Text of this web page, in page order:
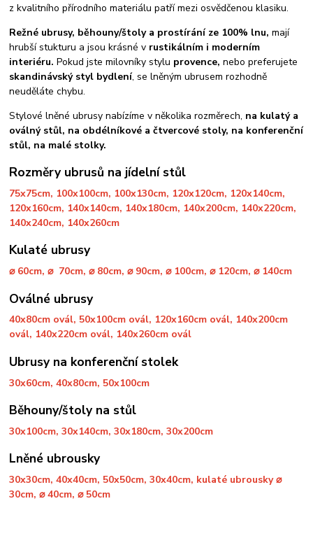
z kvalitního přírodního materiálu patří mezi osvědčenou klasiku.
Režné ubrusy, běhouny/štoly a prostírání ze 100% lnu, mají
hrubší stukturu a jsou krásné v rustikálním i moderním
interiéru. Pokud jste milovníky stylu provence, nebo preferujete
skandinávský styl bydlení, se lněným ubrusem rozhodně
neuděláte chybu.
Stylové lněné ubrusy nabízíme v několika rozměrech, na kulatý a
oválný stůl, na obdélníkové a čtvercové stoly, na konferenční
stůl, na malé stolky.
Rozměry ubrusů na jídelní stůl
75x75cm, 100x100cm, 100x130cm, 120x120cm, 120x140cm,
120x160cm, 140x140cm, 140x180cm, 140x200cm, 140x220cm,
140x240cm, 140x260cm
Kulaté ubrusy
⌀ 60cm, ⌀ 70cm, ⌀ 80cm, ⌀ 90cm, ⌀ 100cm, ⌀ 120cm, ⌀ 140cm
Oválné ubrusy
40x80cm ovál, 50x100cm ovál, 120x160cm ovál, 140x200cm
ovál, 140x220cm ovál, 140x260cm ovál
Ubrusy na konferenční stolek
30x60cm, 40x80cm, 50x100cm
Běhouny/štoly na stůl
30x100cm, 30x140cm, 30x180cm, 30x200cm
Lněné ubrousky
30x30cm, 40x40cm, 50x50cm, 30x40cm, kulaté ubrousky ⌀
30cm, ⌀ 40cm, ⌀ 50cm